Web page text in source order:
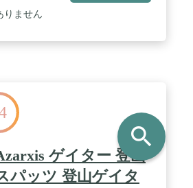
りません
ゲイター 登山
パッツ 登山ゲイタ
search